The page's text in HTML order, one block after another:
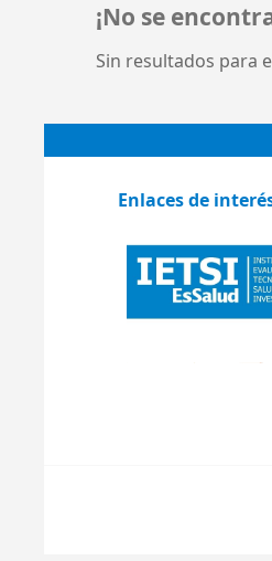
¡No se
Sin resultados para
Enlaces de